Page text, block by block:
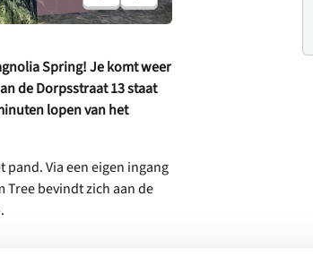
Spring! Je komt weer
de Dorpsstraat 13 staat
lopen van het
Via een eigen ingang
bevindt zich aan de